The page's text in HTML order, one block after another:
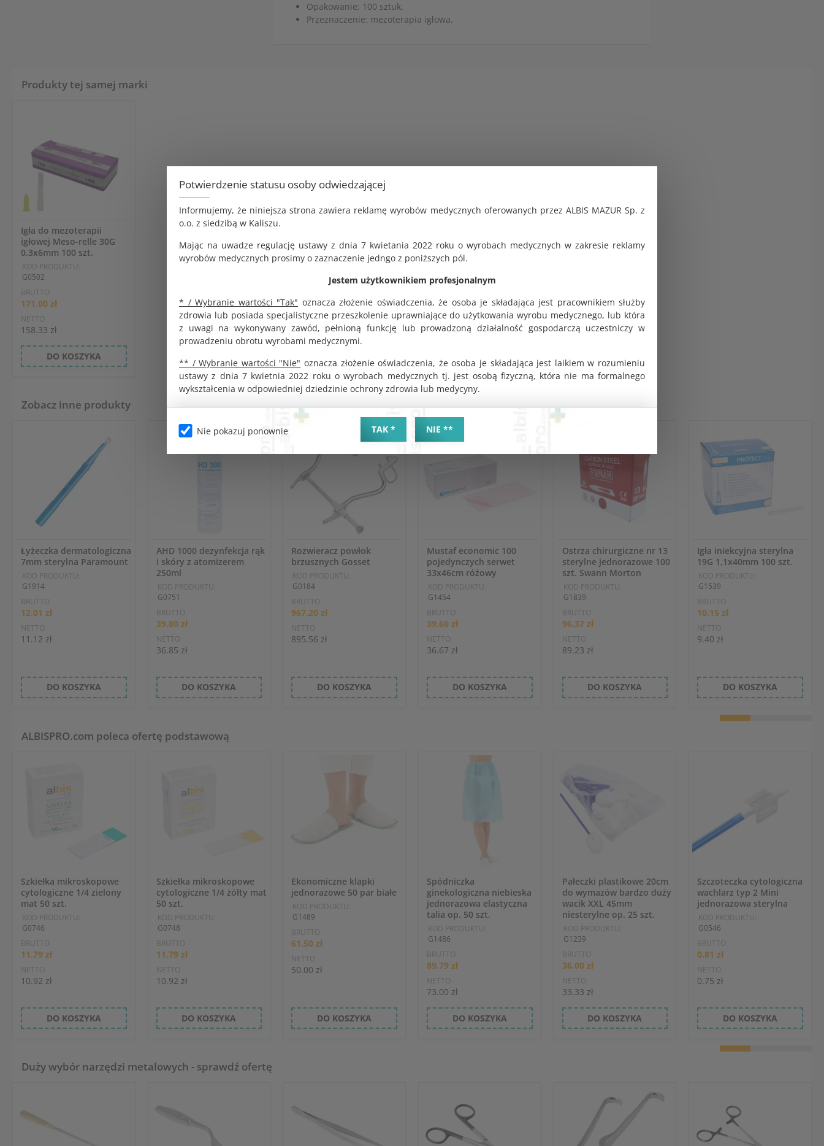
Potwierdzenie statusu osoby odwiedzającej
Informujemy, że niniejsza strona zawiera reklamę wyrobów medycznych oferowanych przez ALBIS MAZUR Sp. z
o.o. z siedzibą w Kaliszu.
Mając na uwadze regulację ustawy z dnia 7 kwietania 2022 roku o wyrobach medycznych w zakresie reklamy
wyrobów medycznych prosimy o zaznaczenie jedngo z poniższych pól.
Jestem użytkownikiem profesjonalnym
* / Wybranie wartości "Tak" oznacza złożenie oświadczenia, że osoba je składająca jest pracownikiem służby
zdrowia lub posiada specjalistyczne przeszkolenie uprawniające do użytkowania wyrobu medycznego, lub która
z uwagi na wykonywany zawód, pełnioną funkcję lub prowadzoną działalność gospodarczą uczestniczy w
prowadzeniu obrotu wyrobami medycznymi.
** / Wybranie wartości "Nie" oznacza złożenie oświadczenia, że osoba je składająca jest laikiem w rozumieniu
ustawy z dnia 7 kwietnia 2022 roku o wyrobach medycznych tj. jest osobą fizyczną, która nie ma formalnego
wykształcenia w odpowiedniej dziedzinie ochrony zdrowia lub medycyny.
TAK * NIE **
Nie pokazuj ponownie
Opakowanie: 100 sztuk.
Przeznaczenie: mezoterapia igłowa.
Produkty tej samej marki
Igła do mezoterapii
igłowej Meso-relle 30G
0,3x6mm 100 szt.
KOD PRODUKTU:
G0502
BRUTTO
171.00 zł
NETTO
158.33 zł
DO KOSZYKA
Zobacz inne produkty
Łyżeczka dermatologiczna
7mm sterylna Paramount
KOD PRODUKTU:
G1914
BRUTTO
12.01 zł
NETTO
11.12 zł
DO KOSZYKA
AHD 1000 dezynfekcja rąk
i skóry z atomizerem
250ml
KOD PRODUKTU:
G0751
BRUTTO
39.80 zł
NETTO
36.85 zł
DO KOSZYKA
Rozwieracz powłok
brzusznych Gosset
KOD PRODUKTU:
G0184
BRUTTO
967.20 zł
NETTO
895.56 zł
DO KOSZYKA
Mustaf economic 100
pojedynczych serwet
33x46cm różowy
KOD PRODUKTU:
G1454
BRUTTO
39.60 zł
NETTO
36.67 zł
DO KOSZYKA
Ostrza chirurgiczne nr 13
sterylne jednorazowe 100
szt. Swann Morton
KOD PRODUKTU:
G1839
BRUTTO
96.37 zł
NETTO
89.23 zł
DO KOSZYKA
Igła iniekcyjna sterylna
19G 1,1x40mm 100 szt.
KOD PRODUKTU:
G1539
BRUTTO
10.15 zł
NETTO
9.40 zł
DO KOSZYKA
ALBISPRO.com poleca ofertę podstawową
Szkiełka mikroskopowe
cytologiczne 1/4 zielony
mat 50 szt.
KOD PRODUKTU:
G0746
BRUTTO
11.79 zł
NETTO
10.92 zł
DO KOSZYKA
Szkiełka mikroskopowe
cytologiczne 1/4 żółty mat
50 szt.
KOD PRODUKTU:
G0748
BRUTTO
11.79 zł
NETTO
10.92 zł
DO KOSZYKA
Ekonomiczne klapki
jednorazowe 50 par białe
KOD PRODUKTU:
G1489
BRUTTO
61.50 zł
NETTO
50.00 zł
DO KOSZYKA
Spódniczka
ginekologiczna niebieska
jednorazowa elastyczna
talia op. 50 szt.
KOD PRODUKTU:
G1486
BRUTTO
89.79 zł
NETTO
73.00 zł
DO KOSZYKA
Pałeczki plastikowe 20cm
do wymazów bardzo duży
wacik XXL 45mm
niesterylne op. 25 szt.
KOD PRODUKTU:
G1239
BRUTTO
36.00 zł
NETTO
33.33 zł
DO KOSZYKA
Szczoteczka cytologiczna
wachlarz typ 2 Mini
jednorazowa sterylna
KOD PRODUKTU:
G0546
BRUTTO
0.81 zł
NETTO
0.75 zł
DO KOSZYKA
Duży wybór narzędzi metalowych - sprawdź ofertę